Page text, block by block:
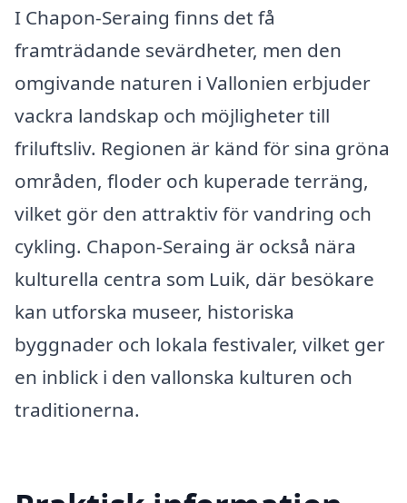
I Chapon-Seraing finns det få
framträdande sevärdheter, men den
omgivande naturen i Vallonien erbjuder
vackra landskap och möjligheter till
friluftsliv. Regionen är känd för sina gröna
områden, floder och kuperade terräng,
vilket gör den attraktiv för vandring och
cykling. Chapon-Seraing är också nära
kulturella centra som Luik, där besökare
kan utforska museer, historiska
byggnader och lokala festivaler, vilket ger
en inblick i den vallonska kulturen och
traditionerna.